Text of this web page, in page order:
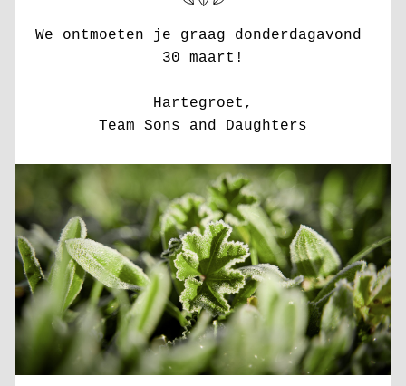
We ontmoeten je graag donderdagavond
30 maart!
Hartegroet,
Team Sons and Daughters